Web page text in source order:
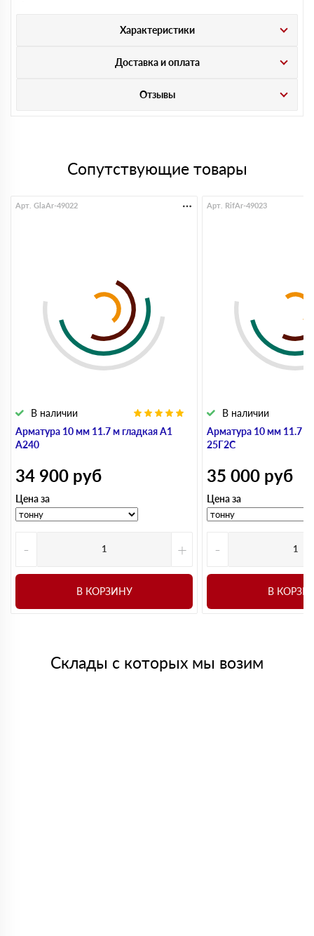
Характеристики
Доставка и оплата
Отзывы
Сопутствующие товары
Арматура 10 мм 11.7 м гладкая А1
А240
В наличии
Арт. GlaAr-49022
34 900 руб
Цена за
- +
В КОРЗИНУ
Арматура 10 мм 11.7 м
25Г2С
В наличии
Арт. RifAr-49023
35 000 руб
Цена за
-
В
Склады с которых мы возим